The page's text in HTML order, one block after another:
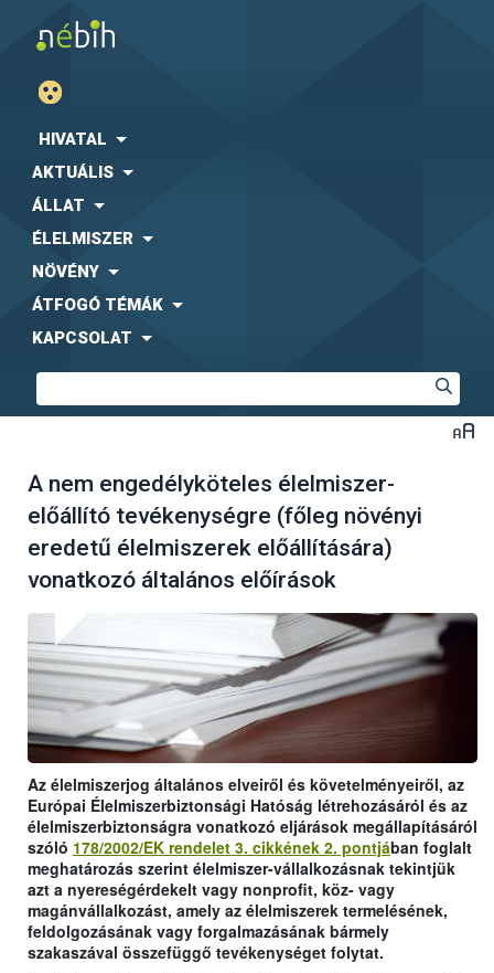
HIVATAL
AKTUÁLIS
ÁLLAT
ÉLELMISZER
NÖVÉNY
ÁTFOGÓ TÉMÁK
KAPCSOLAT
A nem engedélyköteles élelmiszer-
előállító tevékenységre (főleg növényi
eredetű élelmiszerek előállítására)
vonatkozó általános előírások
Az élelmiszerjog általános elveiről és követelményeiről, az
Európai Élelmiszerbiztonsági Hatóság létrehozásáról és az
élelmiszerbiztonságra vonatkozó eljárások megállapításáról
szóló 178/2002/EK rendelet 3. cikkének 2. pontjában foglalt
meghatározás szerint élelmiszer-vállalkozásnak tekintjük
azt a nyereségérdekelt vagy nonprofit, köz- vagy
magánvállalkozást, amely az élelmiszerek termelésének,
feldolgozásának vagy forgalmazásának bármely
szakaszával összefüggő tevékenységet folytat.